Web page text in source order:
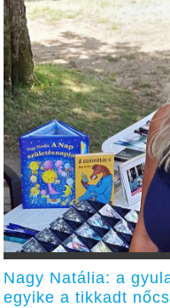
Nagy Natália: a
egyike a tikkadt